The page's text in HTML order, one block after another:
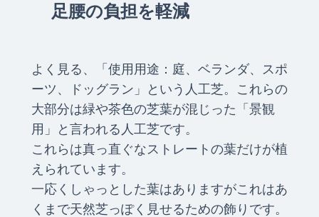
足腰の負担を軽減
よく見る、「使用用途：庭、ベランダ、スポ
ーツ、ドッグラン」という人工芝。これらの
大部分は緑や茶色の芝葉が混じった「景観
用」と言われる人工芝です。
これらは真っ直ぐなストレートの葉だけが植
えられています。
一応くしゃっとした葉はありますがこれはあ
くまで天然芝っぽく見せるための飾りです。